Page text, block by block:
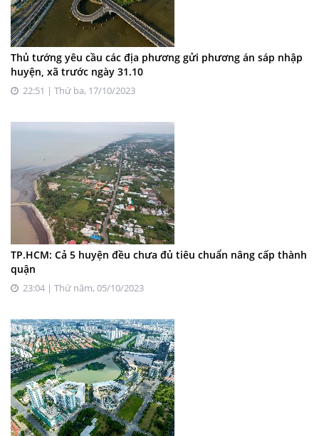
Thủ tướng yêu cầu các địa phương gửi phương án sáp nhập
huyện, xã trước ngày 31.10
22:51 | Thứ ba, 17/10/2023
TP.HCM: Cả 5 huyện đều chưa đủ tiêu chuẩn nâng cấp thành
quận
23:04 | Thứ năm, 05/10/2023